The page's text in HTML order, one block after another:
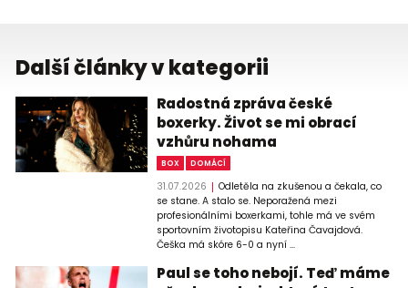
Další články v kategorii
Radostná zpráva české
boxerky. Život se mi obrací
vzhůru nohama
BOX DOMÁCÍ
31.07.2026
Odletěla na zkušenou a čekala, co
se stane. A stalo se. Neporažená mezi
profesionálními boxerkami, tohle má ve svém
sportovním životopisu Kateřina Čavajdová.
Češka má skóre 6-0 a nyní ...
Paul se toho nebojí. Teď máme